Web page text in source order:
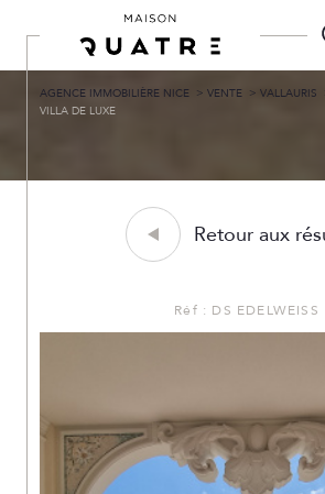
AGENCE IMMOBILIÈRE NICE VENTE VALLAURIS
VILLA DE LUXE
Retour aux
Réf : DS EDELWEISS